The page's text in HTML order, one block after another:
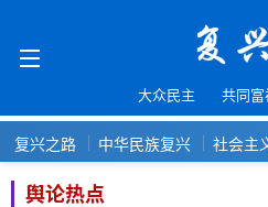
大众民主 共同富
复兴之路 中华民族复兴 社会主
舆论热点